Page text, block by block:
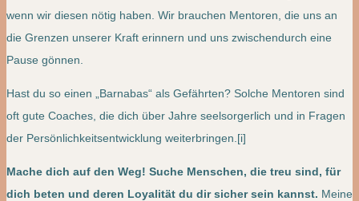
wenn wir diesen nötig haben. Wir brauchen Mentoren, die uns an
die Grenzen unserer Kraft erinnern und uns zwischendurch eine
Pause gönnen.
Hast du so einen „Barnabas“ als Gefährten? Solche Mentoren sind
oft gute Coaches, die dich über Jahre seelsorgerlich und in Fragen
der Persönlichkeitsentwicklung weiterbringen.[i]
Mache dich auf den Weg! Suche Menschen, die treu sind, für
dich beten und deren Loyalität du dir sicher sein kannst. Meine